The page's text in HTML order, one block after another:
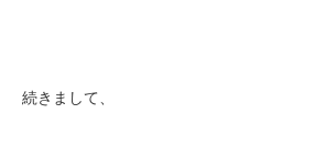
続きまして、